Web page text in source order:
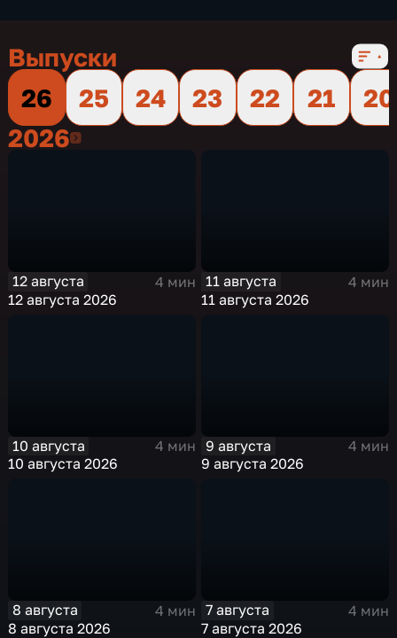
Выпуски
26
25 24 23 22 21
20
20262026
12 августа
4 мин
12 августа 2026
11 августа
4 мин
11 августа 2026
10 августа
4 мин
10 августа 2026
9 августа
4 мин
9 августа 2026
8 августа
4 мин
8 августа 2026
7 августа
4 мин
7 августа 2026